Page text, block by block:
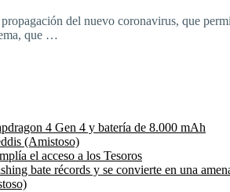
del nuevo coronavirus, que
que …
4 Gen 4 y batería de 8.000 mAh
(Amistoso)
el acceso a los Tesoros
bate récords y se convierte en una